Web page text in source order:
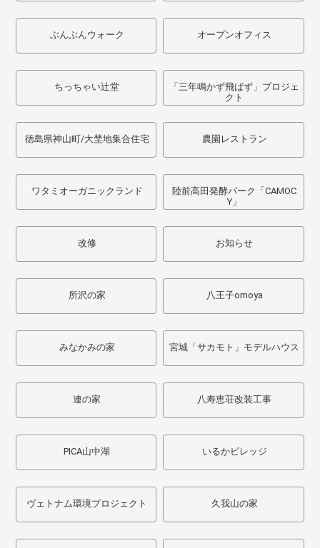
ぶんぶんウォーク オープンオフィス
ちっちゃい辻堂
「三年鳴かず飛ばず」プロジェ
クト
徳島県神山町/大埜地集合住宅 農園レストラン
ワタミオーガニックランド
陸前高田発酵パーク「CAMOC
Y」
改修 お知らせ
所沢の家 八王子omoya
みなかみの家 宮城「サカモト」モデルハウス
連の家 八寿恵荘改装工事
PICA山中湖 いるかビレッジ
ヴェトナム環境プロジェクト 久我山の家